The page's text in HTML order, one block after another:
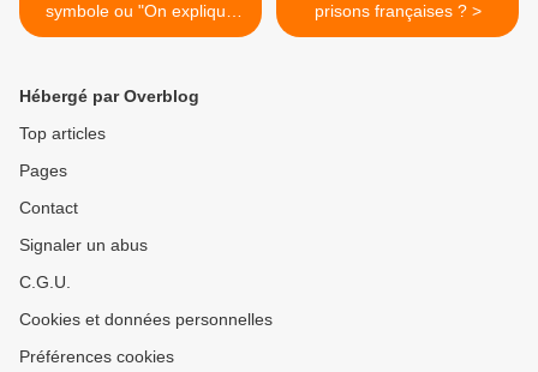
symbole ou "On explique
pas une orange" (Jacques
prisons françaises ? >
Hébergé par Overblog
Top articles
Pages
Contact
Signaler un abus
C.G.U.
Cookies et données personnelles
Préférences cookies